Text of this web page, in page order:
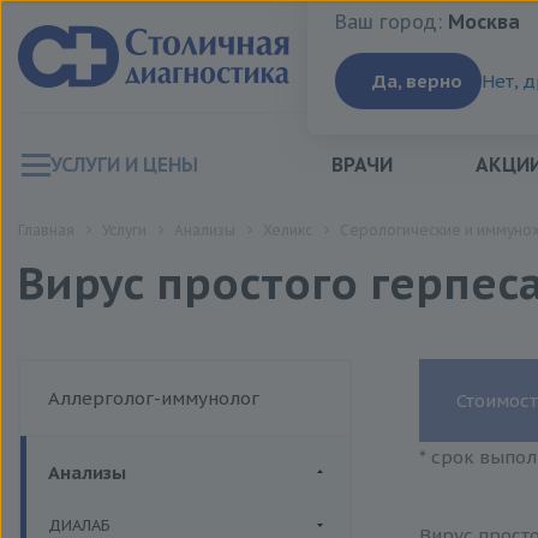
Ваш город:Москва
Ваш город: Москва
Да, верно Нет,
УСЛУГИ И ЦЕНЫ ВРАЧИ
Вирус простого
Аллерголог-иммунолог
Анализы
ДИАЛАБ
* срок